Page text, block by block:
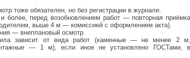
тоже обязателен, но без регистрации в журнале.
более, перед возобновлением работ — повторная приёмка
выше 4 м — комиссией с оформлением акта).
— внеплановый осмотр.
зависит от вида работ (каменные — не менее 2 м,
— 1 м), если иное не установлено ГОСТами, в